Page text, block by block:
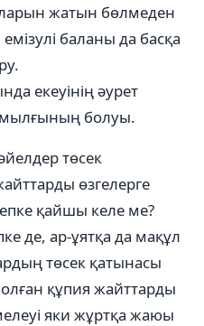
жатын бөлмеден
баланы да басқа
екеуінің әурет
болуы.
төсек
өзгелерге
қайшы келе ме?
де, ар-ұятқа да мақұл
төсек қатынасы
құпия жайттарды
яки жұртқа жаюы